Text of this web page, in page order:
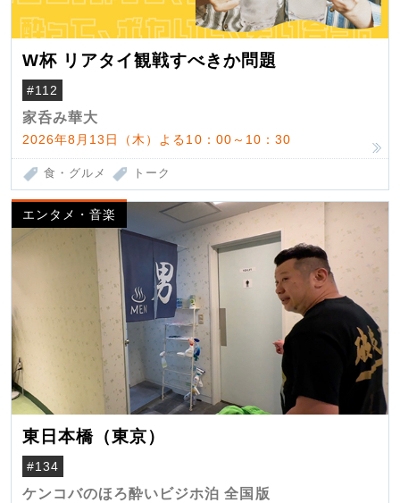
W杯 リアタイ観戦すべきか問題
#112
家呑み華大
2026年8月13日（木）よる10：00～10：30
食・グルメ トーク
エンタメ・音楽
東日本橋（東京）
#134
ケンコバのほろ酔いビジホ泊 全国版